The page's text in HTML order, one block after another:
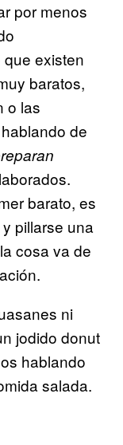
por menos
existen
baratos,
o las
de
barato, es
pillarse una
cosa va de
ni
jodido donut
hablando
salada.